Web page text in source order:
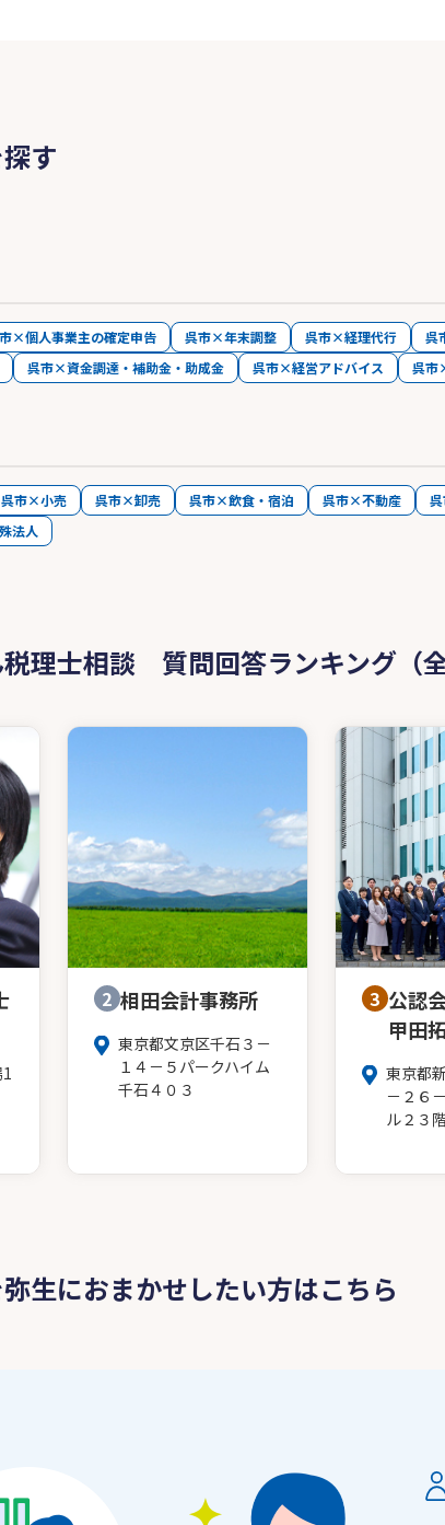
す
×個人事業主の確定申告 呉市×年末調整 呉市×経理代行 呉
呉市×資金調達・補助金・助成金 呉市×経営アドバイス 呉市
呉市×小売 呉市×卸売 呉市×飲食・宿泊 呉市×不動産
法人
理士相談 質問回答ランキング（全
2 相田会計事務所
東京都文京区千石３－
１４－５パークハイム
千石４０３
3 公認
甲田
東京都
－２６
ル２３
生におまかせしたい方はこちら